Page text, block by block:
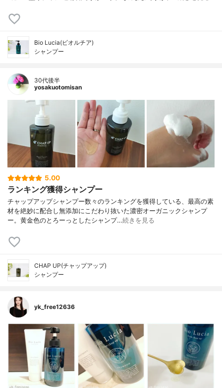
Bio Lucia(ビオルチア)
シャンプー
30代後半
yosakuotomisan
5.00
ランキング獲得シャンプー
チャップアップシャンプー数々のランキングを獲得している、最高の素
材を絶妙に配合し無添加にこだわり抜いた濃密オーガニックシャンプ
ー。黄金色のとろーっとしたシャンプ…続きを見る
CHAP UP(チャップアップ)
シャンプー
yk_free12636